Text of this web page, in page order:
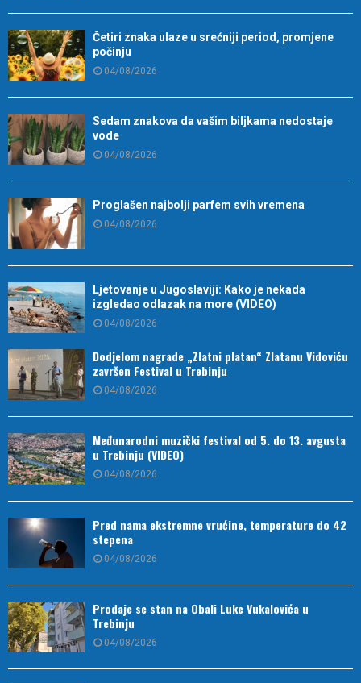
Četiri znaka ulaze u srećniji period, promjene
počinju
04/08/2026
Sedam znakova da vašim biljkama nedostaje
vode
04/08/2026
Proglašen najbolji parfem svih vremena
04/08/2026
Ljetovanje u Jugoslaviji: Kako je nekada
izgledao odlazak na more (VIDEO)
04/08/2026
Dodjelom nagrade „Zlatni platan“ Zlatanu Vidoviću
završen Festival u Trebinju
04/08/2026
Međunarodni muzički festival od 5. do 13. avgusta
u Trebinju (VIDEO)
04/08/2026
Pred nama ekstremne vrućine, temperature do 42
stepena
04/08/2026
Prodaje se stan na Obali Luke Vukalovića u
Trebinju
04/08/2026